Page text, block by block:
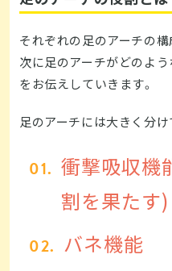
それぞれの足のアーチの構
次に足のアーチがどのよ
をお伝えしていきます。
足のアーチには大きく分
衝撃吸収機
割を果たす)
バネ機能